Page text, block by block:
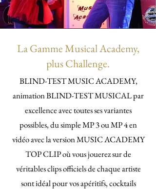
La Gamme Musical Academy,
plus Challenge.
BLIND-TEST MUSIC ACADEMY,
animation BLIND-TEST MUSICAL par
excellence avec toutes ses variantes
possibles, du simple MP 3 ou MP 4 en
vidéo avec la version MUSIC ACADEMY
TOP CLIP où vous jouerez sur de
véritables clips officiels de chaque artiste
sont idéal pour vos apéritifs, cocktails